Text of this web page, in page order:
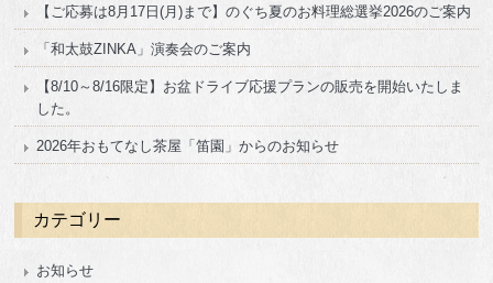
【ご応募は8月17日(月)まで】のぐち夏のお料理総選挙2026のご案内
「和太鼓ZINKA」演奏会のご案内
【8/10～8/16限定】お盆ドライブ応援プランの販売を開始いたしま
した。
2026年おもてなし茶屋「笛園」からのお知らせ
カテゴリー
お知らせ